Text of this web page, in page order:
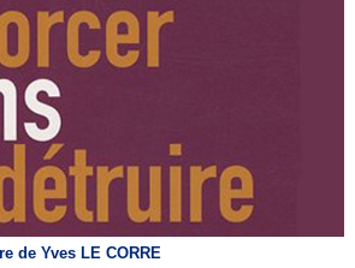
de Yves LE CORRE